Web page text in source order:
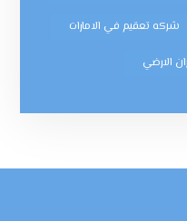
شركه تعقيم في الامارات
الارضي